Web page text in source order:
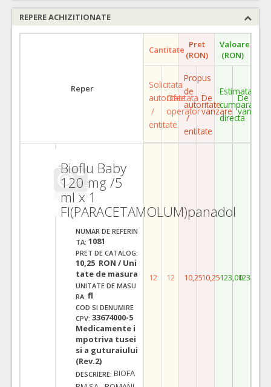
REPERE ACHIZITIONATE
Reper
Cantitate Pret
(RON)
Valoare
(RON)
Solicitata
autoritate
/
entitate
Ofertata
operator
Propus
de
autoritate
/
entitate
De
vanzare
Estimata
cumparare
directa
De
vanzare
Bioflu Baby
120 mg /5
ml x 1
Fl(PARACETAMOLUM)panadol
NUMAR DE REFERIN
TA: 1081
PRET DE CATALOG:
10,25 RON / Uni
tate de masura
UNITATE DE MASU
RA: fl
COD SI DENUMIRE
CPV: 33674000-5
Medicamente i
mpotriva tusei
si a guturaiului
(Rev.2)
DESCRIERE: BIOFA
12 12 10,2510,25123,00123,00